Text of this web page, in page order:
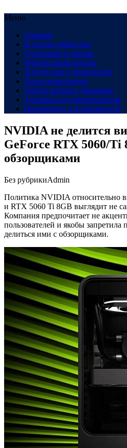
Меню
Главная
В сердце общества
Созидание и рынок
Финансовый компас
В пути: все о транспорте
Техно-революция
Рынок жилья в динамике
Здоровье под микроскопом
Инновации и возможности
NVIDIA не делится
GeForce RTX 5060/Ti
обзорщиками
Без рубрикиAdmin
Политика NVIDIA относительно
и RTX 5060 Ti 8GB выглядит не
Компания предпочитает не
пользователей и якобы запретила
делиться ими с обзорщиками.